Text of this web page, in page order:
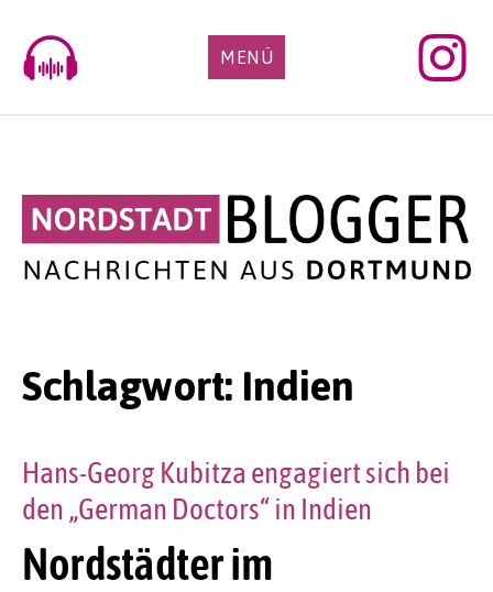
content
MENÜ
Schlagwort: Indien
Nordstädter im
Hans-Georg Kubitza engagiert sich bei
den „German Doctors“ in Indien